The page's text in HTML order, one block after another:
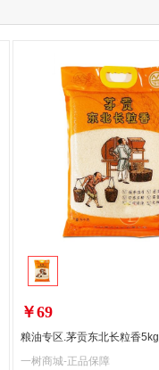
￥69
粮油专区.茅贡东北长粒香5kg
一树商城-正品保障